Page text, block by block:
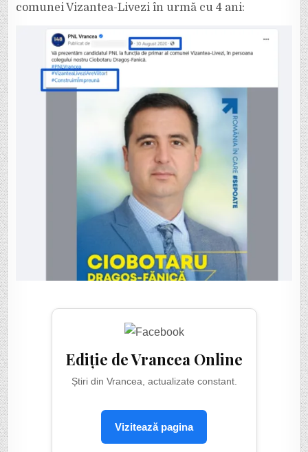
comunei Vizantea-Livezi în urmă cu 4 ani:
Ediție de Vrancea Online
Știri din Vrancea, actualizate constant.
Vizitează pagina